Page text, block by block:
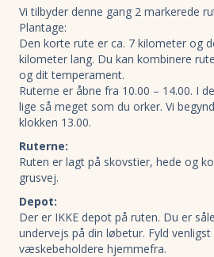
Vi tilbyder denne gang 2 markerede
Plantage:
Den korte rute er ca. 7 kilometer og
kilometer lang. Du kan kombinere
og dit temperament.
Ruterne er åbne fra 10.00 – 14.00. I
lige så meget som du orker. Vi
klokken 13.00.
Ruterne:
Ruten er lagt på skovstier, hede og
grusvej.
Depot:
Der er IKKE depot på ruten. Du er
undervejs på din løbetur. Fyld venligst
væskebeholdere hjemmefra.